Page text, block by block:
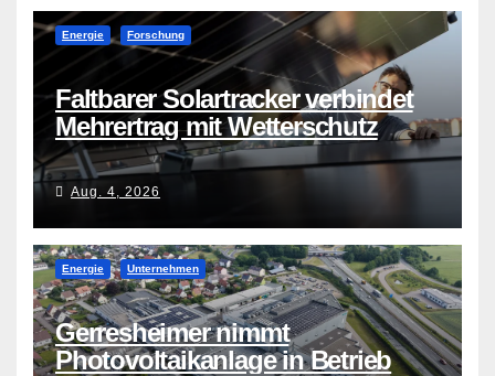
Energie Forschung
Faltbarer Solartracker verbindet
Mehrertrag mit Wetterschutz
Aug. 4, 2026
Energie Unternehmen
Gerresheimer nimmt
Photovoltaikanlage in Betrieb